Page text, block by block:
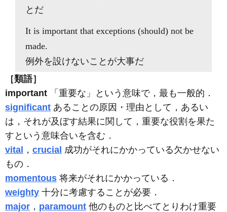
とだ
It is important that exceptions (should) not be
made.
例外を設けないことが大事だ
［類語］
important 「重要な」という意味で，最も一般的．
significant あることの原因・理由として，あるい
は，それが及ぼす結果に関して，重要な役割を果た
すという意味合いを含む．
vital ， crucial 成功がそれにかかっている欠かせない
もの．
momentous 将来がそれにかかっている．
weighty 十分に考慮することが必要．
major ， paramount 他のものと比べてとりわけ重要